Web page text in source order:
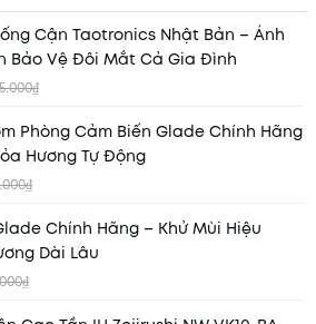
Cận Taotronics Nhật Bản – Ánh
Bảo Vệ Đôi Mắt Cả Gia Đình
Phòng Cảm Biến Glade Chính Hãng
Hương Tự Động
Chính Hãng – Khử Mùi Hiệu
Dài Lâu